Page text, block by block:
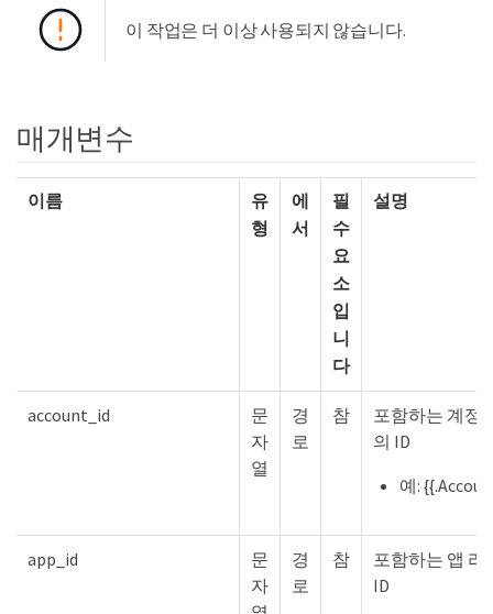
이 작업은 더 이상 사용되지 않습니다.
매개변수
이름
유
형
에
서
필
수
요
소
입
니
다
설명
account_id
문
자
열
경
로
참
포함하는 계정
의 ID
예:
app_id
문
자
경
로
참
포함하는 앱 리
ID